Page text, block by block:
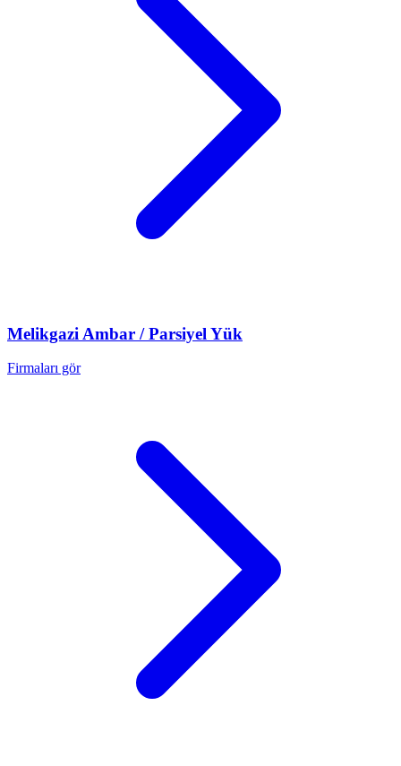
Melikgazi Ambar / Parsiyel Yük
Firmaları gör